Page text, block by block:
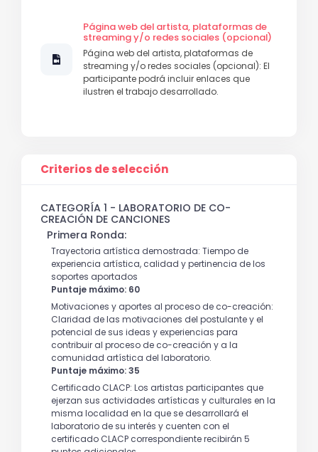
Página web del artista, plataformas de
streaming y/o redes sociales (opcional)
Página web del artista, plataformas de
streaming y/o redes sociales (opcional): El
participante podrá incluir enlaces que
ilustren el trabajo desarrollado.
Criterios de selección
CATEGORÍA 1 - LABORATORIO DE CO-
CREACIÓN DE CANCIONES
Primera Ronda:
Trayectoria artística demostrada: Tiempo de
experiencia artística, calidad y pertinencia de los
soportes aportados
Puntaje máximo: 60
Motivaciones y aportes al proceso de co-creación:
Claridad de las motivaciones del postulante y el
potencial de sus ideas y experiencias para
contribuir al proceso de co-creación y a la
comunidad artística del laboratorio.
Puntaje máximo: 35
Certificado CLACP: Los artistas participantes que
ejerzan sus actividades artísticas y culturales en la
misma localidad en la que se desarrollará el
laboratorio de su interés y cuenten con el
certificado CLACP correspondiente recibirán 5